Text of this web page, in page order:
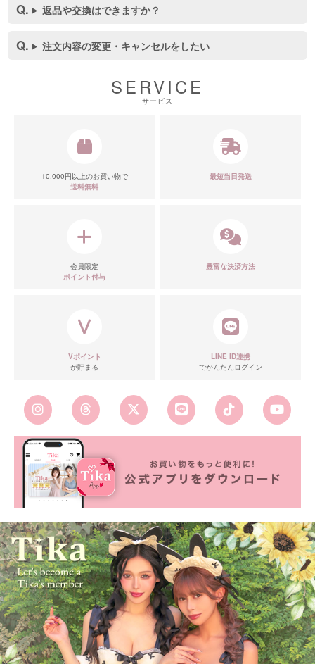
返品や交換はできますか？
注文内容の変更・キャンセルをしたい
SERVICE
サービス
10,000円以上のお買い物で
送料無料
最短当日発送
会員限定
ポイント付与
豊富な決済方法
Vポイント
が貯まる
LINE ID連携
でかんたんログイン